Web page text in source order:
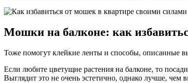
Мошки на балконе: как
Тоже помогут клейкие ленты и способы, описанные
Если любите цветущие растения на балконе, то
Выглядит это не очень эстетично, однако лучше, чем